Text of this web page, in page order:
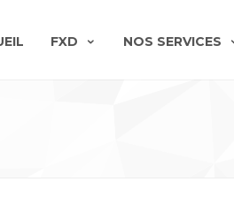
FXD NOS SERVICES